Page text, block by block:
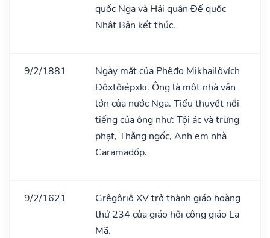
quốc Nga và Hải quân Đế quốc
Nhật Bản kết thúc.
9/2/1881
Ngày mất của Phêđo Mikhailôvích
Đôxtôiépxki. Ông là một nhà vǎn
lớn của nước Nga. Tiểu thuyết nổi
tiếng của ông như: Tội ác và trừng
phạt, Thằng ngốc, Anh em nhà
Caramadốp.
9/2/1621
Grêgôriô XV trở thành giáo hoàng
thứ 234 của giáo hội công giáo La
Mã.